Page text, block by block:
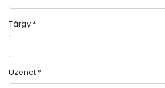
Tárgy *
Üzenet *